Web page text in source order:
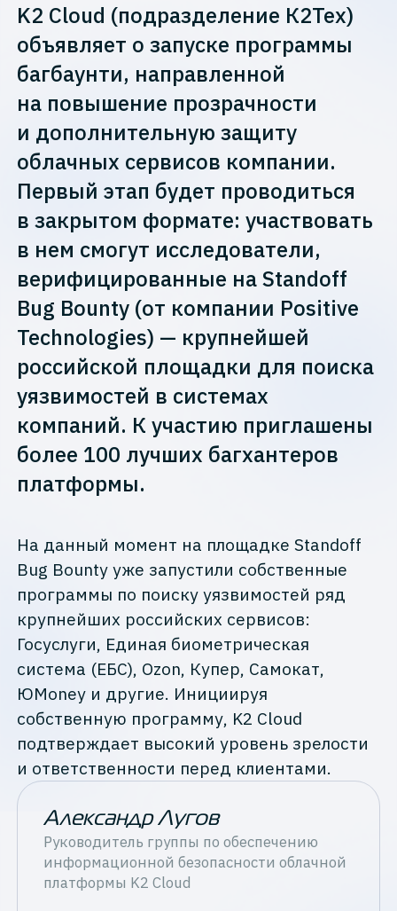
K2 Cloud (подразделение К2Тех)
объявляет о запуске программы
багбаунти, направленной
на повышение прозрачности
и дополнительную защиту
облачных сервисов компании.
Первый этап будет проводиться
в закрытом формате: участвовать
в нем смогут исследователи,
верифицированные на Standoff
Bug Bounty (от компании Positive
Technologies) — крупнейшей
российской площадки для поиска
уязвимостей в системах
компаний. К участию приглашены
более 100 лучших багхантеров
платформы.
На данный момент на площадке Standoff
Bug Bounty уже запустили собственные
программы по поиску уязвимостей ряд
крупнейших российских сервисов:
Госуслуги, Единая биометрическая
система (ЕБС), Ozon, Купер, Самокат,
ЮMoney и другие. Инициируя
собственную программу, K2 Cloud
подтверждает высокий уровень зрелости
и ответственности перед клиентами.
Александр Лугов
Руководитель группы по обеспечению
информационной безопасности облачной
платформы K2 Cloud